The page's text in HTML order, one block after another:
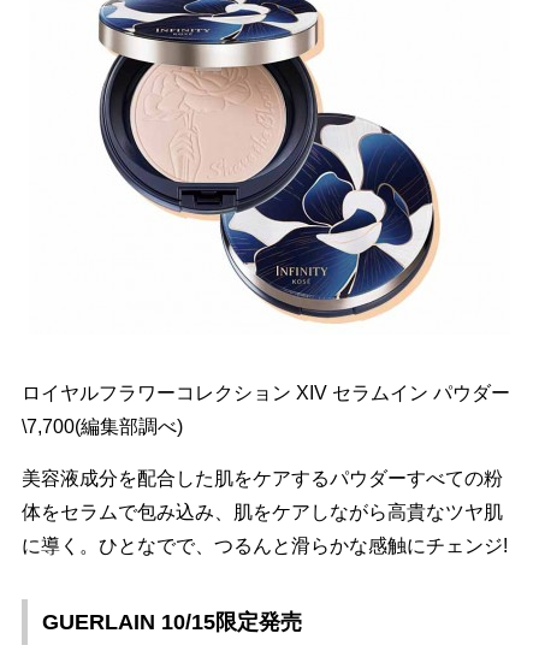
ロイヤルフラワーコレクション XIV セラムイン パウダー
\7,700(編集部調べ)
美容液成分を配合した肌をケアするパウダーすべての粉
体をセラムで包み込み、肌をケアしながら高貴なツヤ肌
に導く。ひとなでで、つるんと滑らかな感触にチェンジ!
GUERLAIN 10/15限定発売